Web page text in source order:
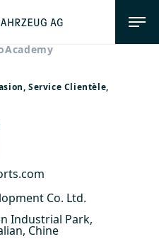
Service Clientèle,
Co. Ltd.
Industrial Park,
Chine